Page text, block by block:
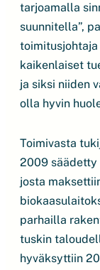
tarjoamalla
suunnitella”,
toimitusjohtaja
kaikenlaiset
ja siksi niiden
olla hyvin
Toimivasta
2009 säädetty
josta
parhailla
tuskin
hyväksyttiin